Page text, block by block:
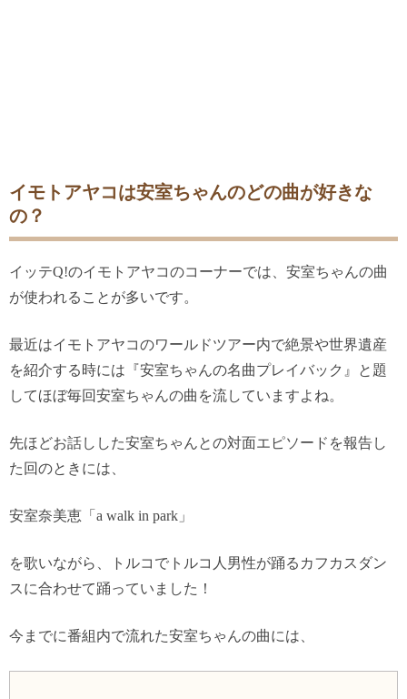
イモトアヤコは安室ちゃんのどの曲が好きな
の？
イッテQ!のイモトアヤコのコーナーでは、安室ちゃんの曲
が使われることが多いです。
最近はイモトアヤコのワールドツアー内で絶景や世界遺産
を紹介する時には『安室ちゃんの名曲プレイバック』と題
してほぼ毎回安室ちゃんの曲を流していますよね。
先ほどお話しした安室ちゃんとの対面エピソードを報告し
た回のときには、
安室奈美恵「 a walk in park 」
を歌いながら、トルコでトルコ人男性が踊るカフカスダン
スに合わせて踊っていました！
今までに番組内で流れた安室ちゃんの曲には、